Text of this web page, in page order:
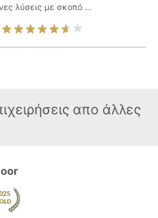
λύσεις με σκοπό ...
απο άλλες